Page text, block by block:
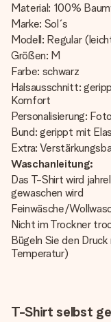
Material: 100%
Marke: Sol´s
Modell: Regular
Größen: M
Farbe: schwarz
Halsausschnitt:
Komfort
Personalisierung:
Bund: gerippt mit
Extra:
Waschanleitung:
Das T-Shirt wird
gewaschen wird
Feinwäsche/
Nicht im Trockner
Bügeln Sie den
Temperatur)
T-Shirt selbst